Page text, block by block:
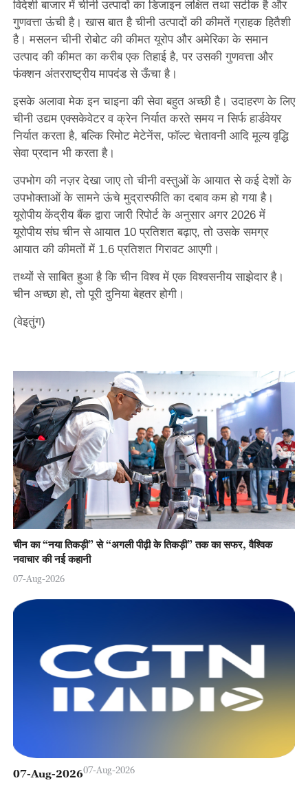
विदेशी बाजार में चीनी उत्पादों का डिजाइन लक्षित तथा सटीक है और
गुणवत्ता ऊंची है। खास बात है चीनी उत्पादों की कीमतें ग्राहक हितैशी
है। मसलन चीनी रोबोट की कीमत यूरोप और अमेरिका के समान
उत्पाद की कीमत का करीब एक तिहाई है, पर उसकी गुणवत्ता और
फंक्शन अंतरराष्ट्रीय मापदंड से ऊँचा है।
इसके अलावा मेक इन चाइना की सेवा बहुत अच्छी है। उदाहरण के लिए
चीनी उद्यम एक्सकेवेटर व क्रेन निर्यात करते समय न सिर्फ हार्डवेयर
निर्यात करता है, बल्कि रिमोट मेटेनेंस, फॉल्ट चेतावनी आदि मूल्य वृद्धि
सेवा प्रदान भी करता है।
उपभोग की नज़र देखा जाए तो चीनी वस्तुओं के आयात से कई देशों के
उपभोक्ताओं के सामने ऊंचे मुद्रास्फीति का दबाव कम हो गया है।
यूरोपीय केंद्रीय बैंक द्वारा जारी रिपोर्ट के अनुसार अगर 2026 में
यूरोपीय संघ चीन से आयात 10 प्रतिशत बढ़ाए, तो उसके समग्र
आयात की कीमतों में 1.6 प्रतिशत गिरावट आएगी।
तथ्यों से साबित हुआ है कि चीन विश्व में एक विश्वसनीय साझेदार है।
चीन अच्छा हो, तो पूरी दुनिया बेहतर होगी।
(वेइतुंग)
चीन का “नया तिकड़ी” से “अगली पीढ़ी के तिकड़ी” तक का सफर, वैश्विक
नवाचार की नई कहानी
07-Aug-2026
07-Aug-202607-Aug-2026